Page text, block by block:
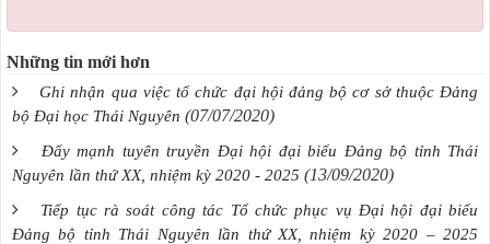
Những tin mới hơn
Ghi nhận qua việc tổ chức đại hội đảng bộ cơ sở thuộc Đảng
bộ Đại học Thái Nguyên (07/07/2020)
Đẩy mạnh tuyên truyền Đại hội đại biểu Đảng bộ tỉnh Thái
Nguyên lần thứ XX, nhiệm kỳ 2020 - 2025 (13/09/2020)
Tiếp tục rà soát công tác Tổ chức phục vụ Đại hội đại biểu
Đảng bộ tỉnh Thái Nguyên lần thứ XX, nhiệm kỳ 2020 – 2025